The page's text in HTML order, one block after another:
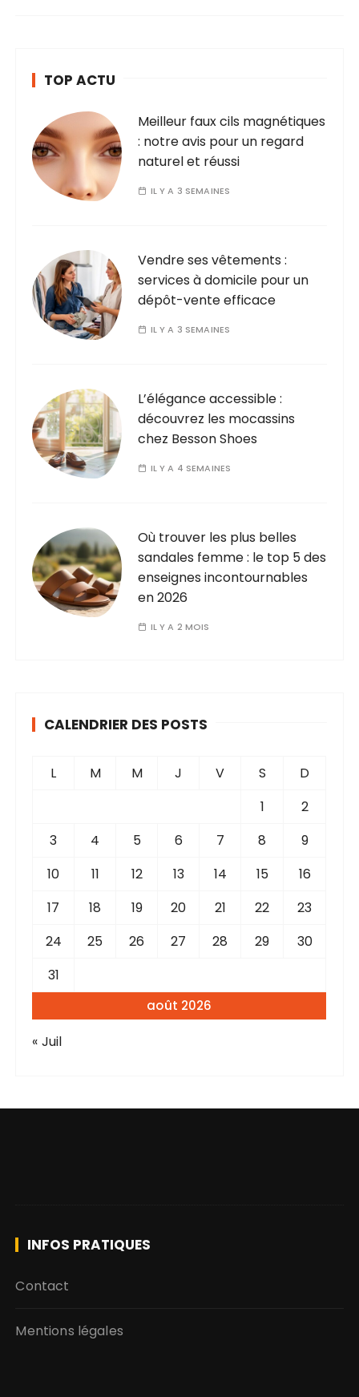
TOP ACTU
Meilleur faux cils magnétiques
: notre avis pour un regard
naturel et réussi
IL Y A 3 SEMAINES
Vendre ses vêtements :
services à domicile pour un
dépôt-vente efficace
IL Y A 3 SEMAINES
L’élégance accessible :
découvrez les mocassins
chez Besson Shoes
IL Y A 4 SEMAINES
Où trouver les plus belles
sandales femme : le top 5 des
enseignes incontournables
en 2026
IL Y A 2 MOIS
CALENDRIER DES POSTS
août 2026
L M M J V S
D
1
2
3
4 5 6 7 8
9
10
11 12 13 14 15
16
17
18 19 20 21 22
23
24
25 26 27 28 29
30
31
« Juil
INFOS PRATIQUES
Contact
Mentions légales